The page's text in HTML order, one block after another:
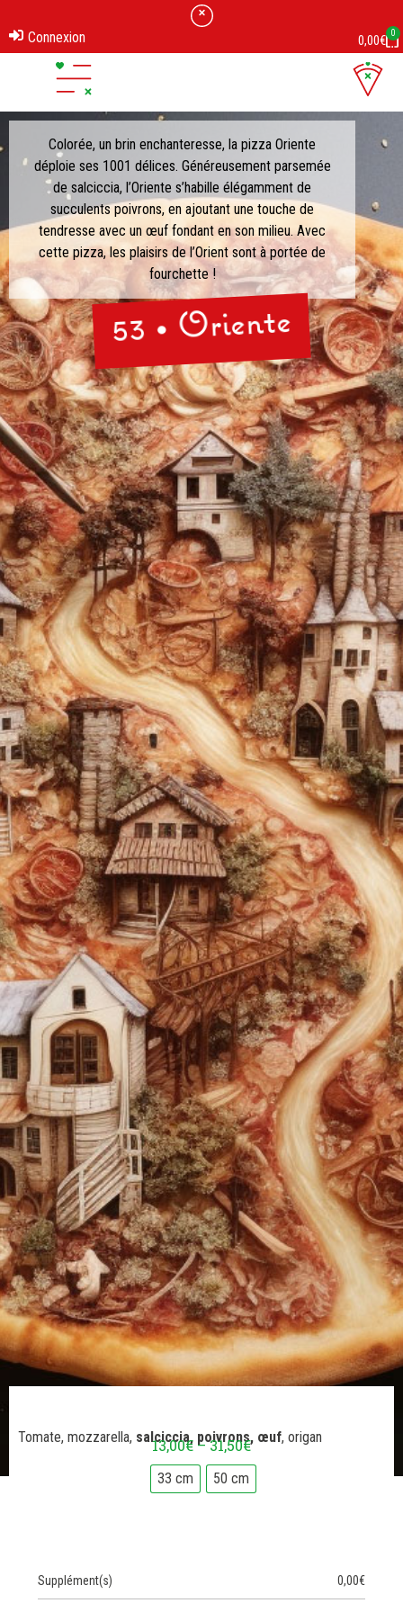
Connexion 0,00€ 0
Colorée, un brin enchanteresse, la pizza Oriente
déploie ses 1001 délices. Généreusement parsemée
de salciccia, l’Oriente s’habille élégamment de
succulents poivrons, en ajoutant une touche de
tendresse avec un œuf fondant en son milieu. Avec
cette pizza, les plaisirs de l’Orient sont à portée de
fourchette !
53 • Oriente
Tomate, mozzarella, salciccia, poivrons, œuf, origan
13,00€ –31,50€
33 cm 50 cm
Supplément(s) 0,00€